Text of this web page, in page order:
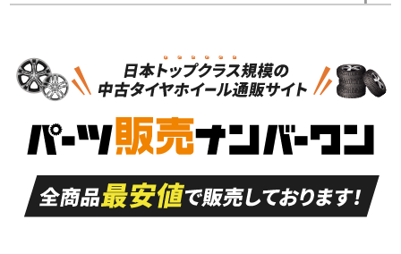
S
品）
S
新車外し品（新古
付き
A
走行距離も少なく、
目立つ傷もほとんど
ない中古品
A
走行距離も少なく、
非常に状態の良い中
古品
スタッドレスタイヤホイールセット